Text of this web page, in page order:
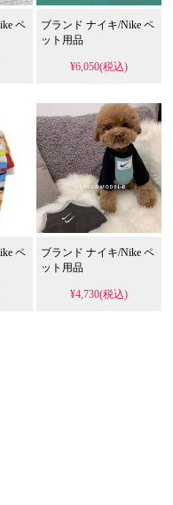
ペ
ブランド ナイキ/Nike ペ
ット用品
¥6,050(税込)
ペ
ブランド ナイキ/Nike ペ
ット用品
¥4,730(税込)